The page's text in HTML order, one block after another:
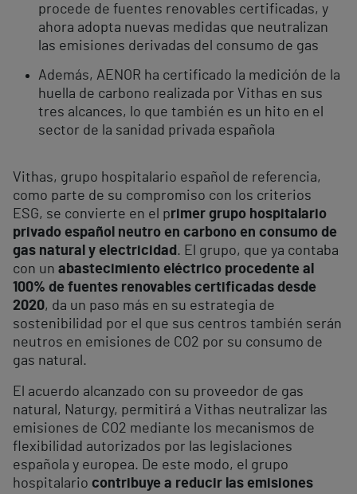
procede de fuentes renovables certificadas, y
ahora adopta nuevas medidas que neutralizan
las emisiones derivadas del consumo de gas
Además, AENOR ha certificado la medición de la
huella de carbono realizada por Vithas en sus
tres alcances, lo que también es un hito en el
sector de la sanidad privada española
Vithas, grupo hospitalario español de referencia,
como parte de su compromiso con los criterios
ESG, se convierte en el primer grupo hospitalario
privado español neutro en carbono en consumo de
gas natural y electricidad . El grupo, que ya contaba
con un abastecimiento eléctrico procedente al
100% de fuentes renovables certificadas desde
2020, da un paso más en su estrategia de
sostenibilidad por el que sus centros también serán
neutros en emisiones de CO2 por su consumo de
gas natural.
El acuerdo alcanzado con su proveedor de gas
natural, Naturgy, permitirá a Vithas neutralizar las
emisiones de CO2 mediante los mecanismos de
flexibilidad autorizados por las legislaciones
española y europea. De este modo, el grupo
hospitalario contribuye a reducir las emisiones